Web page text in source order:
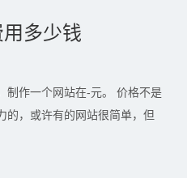
多少钱
制作一个网站在-元。 价格不是
的，或许有的网站很简单，但
其他技术成分在里面。 不. . .